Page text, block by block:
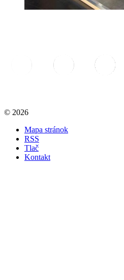
© 2026
Mapa stránok
RSS
Tlač
Kontakt